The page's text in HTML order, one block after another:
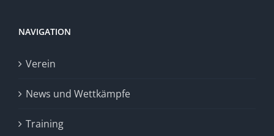
NAVIGATION
Verein
News und Wettkämpfe
Training